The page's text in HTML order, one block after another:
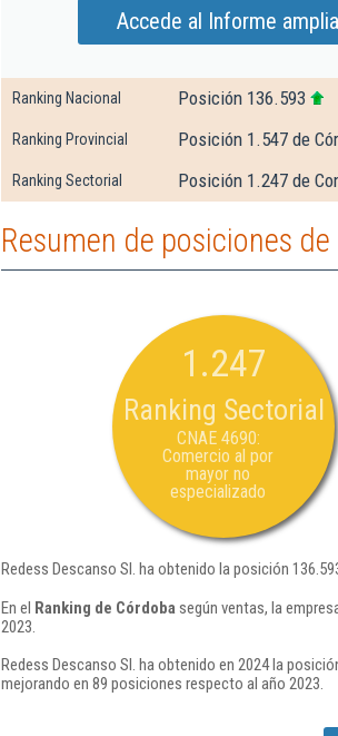
Accede al Informe
Ranking Nacional Posición 136.593
Ranking Provincial Posición 1.547 de
Ranking Sectorial Posición 1.247 de
Resumen de posiciones de
1.247
Ranking Sectorial
CNAE 4690:
Comercio al por
mayor no
especializado
Redess Descanso Sl. ha obtenido la posición
En el Ranking de Córdoba según ventas, la
2023.
Redess Descanso Sl. ha obtenido en 2024 la
mejorando en 89 posiciones respecto al año 2023.